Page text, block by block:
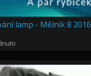
lamp - Mělník 8 2016